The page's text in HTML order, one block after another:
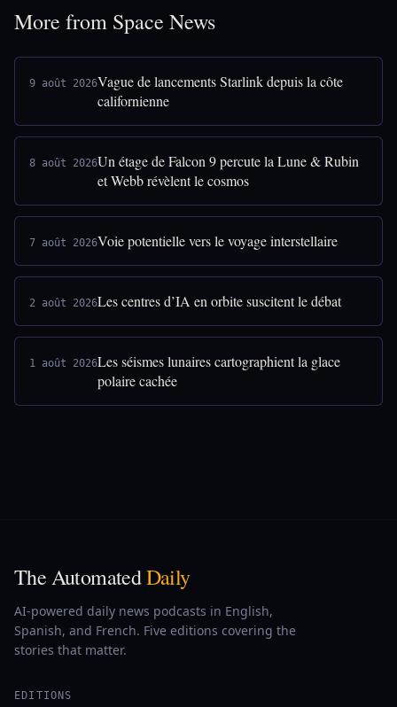
More from Space News
9 août 2026Vague de lancements Starlink depuis la côte
californienne
8 août 2026Un étage de Falcon 9 percute la Lune & Rubin
et Webb révèlent le cosmos
7 août 2026Voie potentielle vers le voyage interstellaire
2 août 2026Les centres d’IA en orbite suscitent le débat
1 août 2026Les séismes lunaires cartographient la glace
polaire cachée
The AutomatedDaily
AI-powered daily news podcasts in English,
Spanish, and French. Five editions covering the
stories that matter.
EDITIONS